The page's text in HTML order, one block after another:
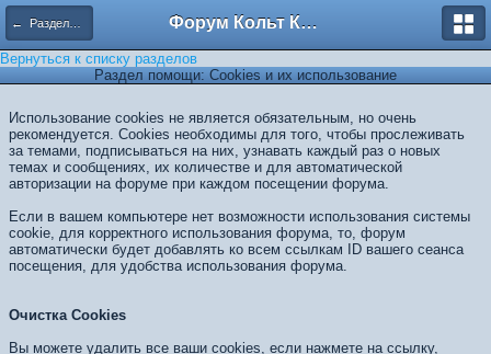
← Разделы помощи Форум Кольт Клуб
Вернуться к списку разделов
Раздел помощи: Cookies и их использование
Использование cookies не является обязательным, но очень
рекомендуется. Cookies необходимы для того, чтобы прослеживать
за темами, подписываться на них, узнавать каждый раз о новых
темах и сообщениях, их количестве и для автоматической
авторизации на форуме при каждом посещении форума.
Если в вашем компьютере нет возможности использования системы
cookie, для корректного использования форума, то, форум
автоматически будет добавлять ко всем ссылкам ID вашего сеанса
посещения, для удобства использования форума.
Очистка Cookies
Вы можете удалить все ваши cookies, если нажмете на ссылку,